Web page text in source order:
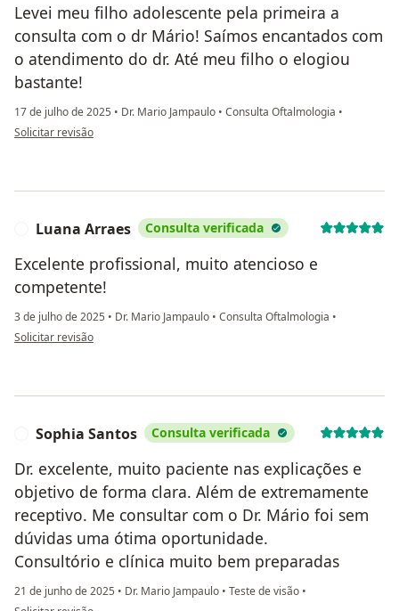
Levei meu filho adolescente pela primeira a
consulta com o dr Mário! Saímos encantados com
o atendimento do dr. Até meu filho o elogiou
bastante!
17 de julho de 2025 • Dr. Mario Jampaulo • Consulta Oftalmologia •
na opinião do utilizador Fernanda Moreira
Solicitar revisão
Luana Arraes Consulta verificada
Excelente profissional, muito atencioso e
competente!
3 de julho de 2025 • Dr. Mario Jampaulo • Consulta Oftalmologia •
na opinião do utilizador Luana Arraes
Solicitar revisão
Sophia Santos Consulta verificada
Dr. excelente, muito paciente nas explicações e
objetivo de forma clara. Além de extremamente
receptivo. Me consultar com o Dr. Mário foi sem
dúvidas uma ótima oportunidade.
Consultório e clínica muito bem preparadas
21 de junho de 2025 • Dr. Mario Jampaulo • Teste de visão •
na opinião do utilizador Sophia Santos